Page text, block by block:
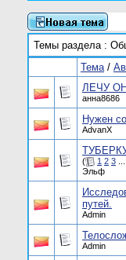
Темы раздела:
Тема/
ЛЕЧУ
анна8686
Нужен
AdvanX
( 1 2 3
Эльф
путей.
Admin
Admin